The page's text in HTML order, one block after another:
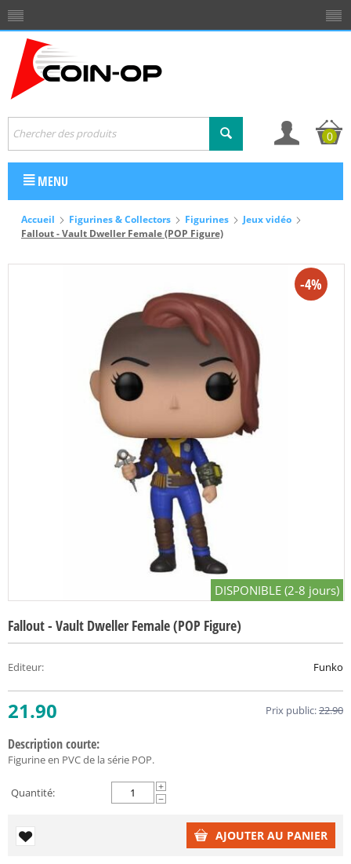
0
MENU
Accueil Figurines & Collectors Figurines
Jeux vidéo
Fallout - Vault Dweller Female (POP Figure)
-4%
DISPONIBLE (2-8 jours)
Fallout - Vault Dweller Female (POP Figure)
Editeur: Funko
21.90 Prix public:22.90
Description courte:
Figurine en PVC de la série POP.
Quantité:
+
−
AJOUTER AU PANIER